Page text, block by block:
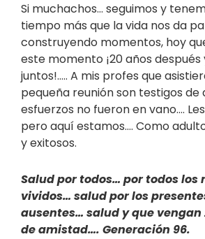
Si muchachos… seguimos y
tiempo más que la vida nos da
construyendo momentos, hoy
este momento ¡20 años después
juntos!….. A mis profes que
pequeña reunión son testigos de
esfuerzos no fueron en vano….
pero aquí estamos…. Como
y exitosos.
Salud por todos… por todos los
vividos… salud por los
ausentes… salud y que vengan
de amistad…. Generación 96.